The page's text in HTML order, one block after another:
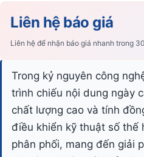
Liên hệ báo giá
Liên hệ để nhận báo giá nhanh trong
Trong kỷ nguyên công
trình chiếu nội dung ngày
chất lượng cao và tính
điều khiển kỹ thuật số thế
phân phối, mang đến giải